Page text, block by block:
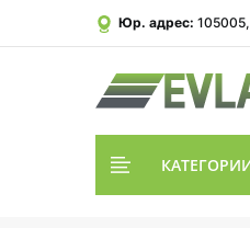
Юр. адрес: